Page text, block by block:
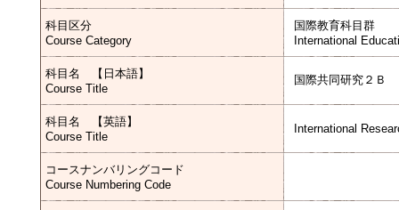
科目区分
Course Category
国際教育科目群
International
科目名 【日本語】
Course Title
国際共同研究２Ｂ
科目名 【英語】
Course Title
International
コースナンバリングコード
Course Numbering Code